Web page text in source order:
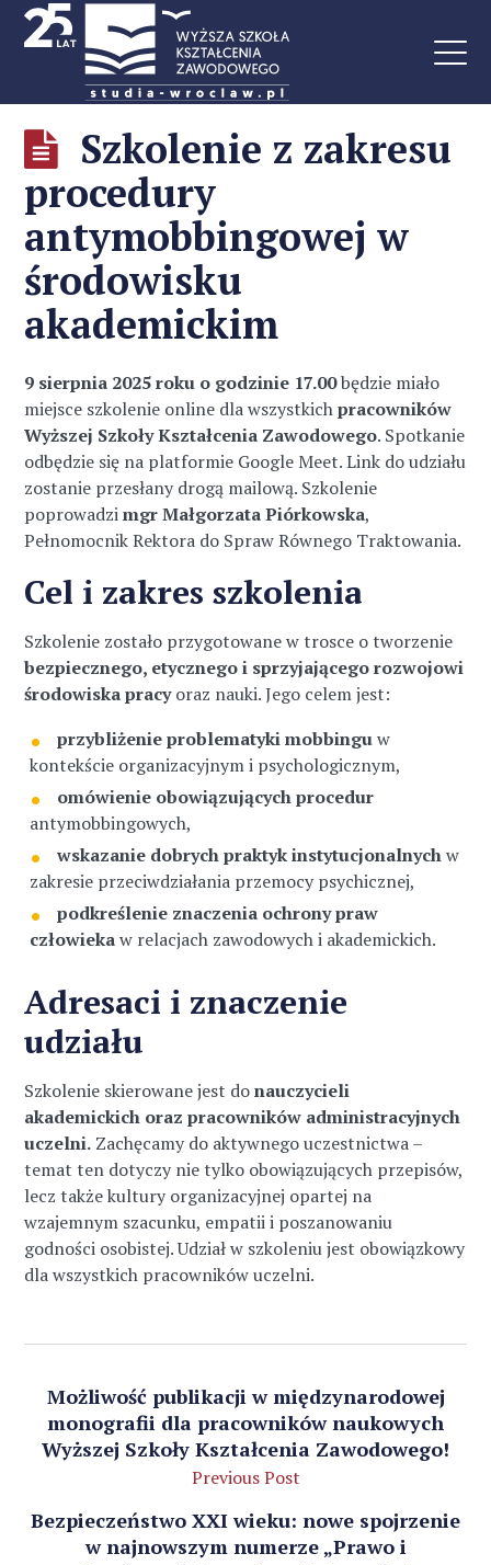
Szkolenie z zakresu
procedury
antymobbingowej w
środowisku
akademickim
9 sierpnia 2025 roku o godzinie 17.00będzie miało
miejsce szkolenie online dla wszystkichpracowników
Wyższej Szkoły Kształcenia Zawodowego. Spotkanie
odbędzie się na platformie Google Meet. Link do udziału
zostanie przesłany drogą mailową. Szkolenie
poprowadzimgr Małgorzata Piórkowska,
Pełnomocnik Rektora do Spraw Równego Traktowania.
Cel i zakres szkolenia
Szkolenie zostało przygotowane w trosce o tworzenie
bezpiecznego, etycznego i sprzyjającego rozwojowi
środowiska pracyoraz nauki. Jego celem jest:
przybliżenie problematyki mobbinguw
kontekście organizacyjnym i psychologicznym,
omówienie obowiązujących procedur
antymobbingowych,
wskazanie dobrych praktyk instytucjonalnychw
zakresie przeciwdziałania przemocy psychicznej,
podkreślenie znaczenia ochrony praw
człowiekaw relacjach zawodowych i akademickich.
Adresaci i znaczenie
udziału
Szkolenie skierowane jest donauczycieli
akademickich oraz pracowników administracyjnych
uczelni. Zachęcamy do aktywnego uczestnictwa –
temat ten dotyczy nie tylko obowiązujących przepisów,
lecz także kultury organizacyjnej opartej na
wzajemnym szacunku, empatii i poszanowaniu
godności osobistej. Udział w szkoleniu jest obowiązkowy
dla wszystkich pracowników uczelni.
Możliwość publikacji w międzynarodowej
monografii dla pracowników naukowych
Wyższej Szkoły Kształcenia Zawodowego!
Previous Post
Bezpieczeństwo XXI wieku: nowe spojrzenie
w najnowszym numerze „Prawo i